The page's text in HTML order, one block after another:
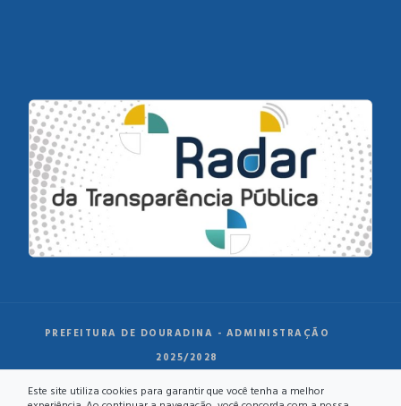
PREFEITURA DE DOURADINA - ADMINISTRAÇÃO
2025/2028
Este site utiliza cookies para garantir que você tenha a melhor